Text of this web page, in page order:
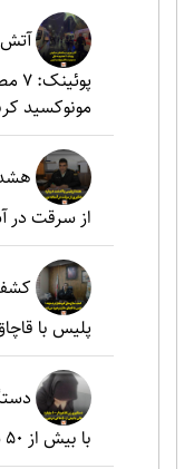
مونوکسید
از سرقت در
پلیس با
با بیش از ۵۰ شاکی در شهرری